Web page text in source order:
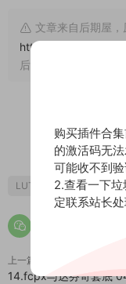
文章来自后期屋，
https://
后期屋提供AE模板代
LUTS 调色 达芬奇
上一篇
14.fcpx与达芬奇套底
购买插件合
的激活码无
可能收不到验
2.查看一下
定联系站长